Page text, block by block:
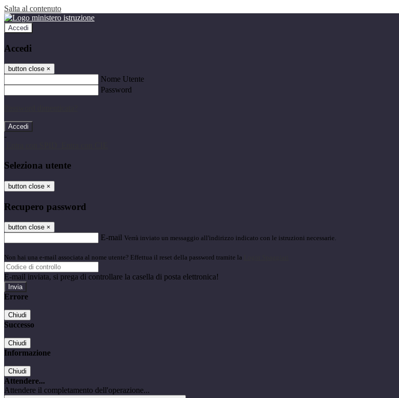
Salta al contenuto
Accedi
Accedi
button close ×
Nome Utente
Password
-
Seleziona utente
button close ×
Recupero password
button close ×
E-mail Verrà inviato un messaggio all'indirizzo indicato con le istruzioni necessarie.
Non hai una e-mail associata al nome utente? Effettua il reset della password tramite la
E-mail inviata, si prega di controllare la casella di posta elettronica!
Errore
Chiudi
Successo
Chiudi
Informazione
Chiudi
Attendere...
Attendere il completamento dell'operazione...